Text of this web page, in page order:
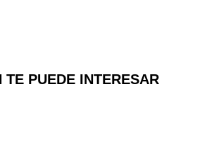
TE PUEDE INTERESAR